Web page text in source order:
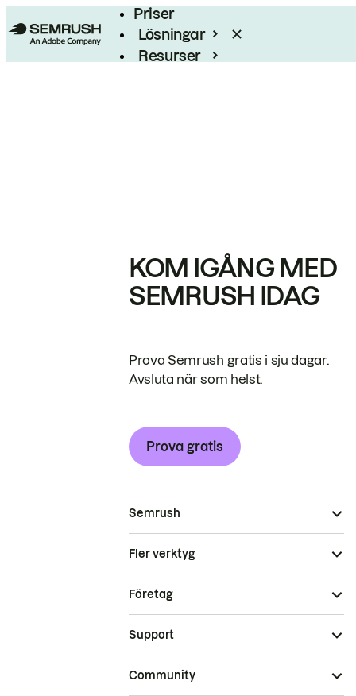
Priser
Lösningar
Resurser
KOM IGÅNG MED
SEMRUSH IDAG
Prova Semrush gratis i sju dagar.
Avsluta när som helst.
Prova gratis
Semrush
Fler verktyg
Företag
Support
Community